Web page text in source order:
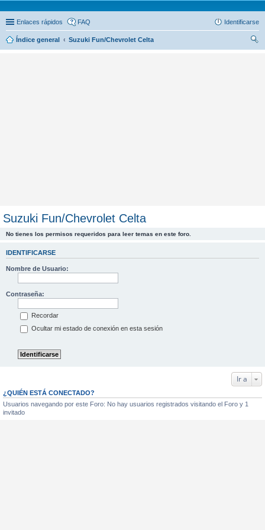
Enlaces rápidos FAQ Identificarse
Índice general
Suzuki Fun/Chevrolet Celta
Suzuki Fun/Chevrolet Celta
No tienes los permisos requeridos para leer temas en este foro.
IDENTIFICARSE
Nombre de Usuario:
Contraseña:
Recordar
Ocultar mi estado de conexión en esta sesión
Ir a
¿QUIÉN ESTÁ CONECTADO?
Usuarios navegando por este Foro: No hay usuarios registrados visitando el Foro y 1
invitado